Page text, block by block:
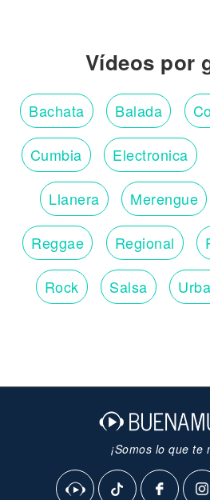
Vídeos por
Bachata Balada
Cumbia Electronica
Llanera Merengue
Reggae Regional
Rock Salsa
¡Somos lo que te